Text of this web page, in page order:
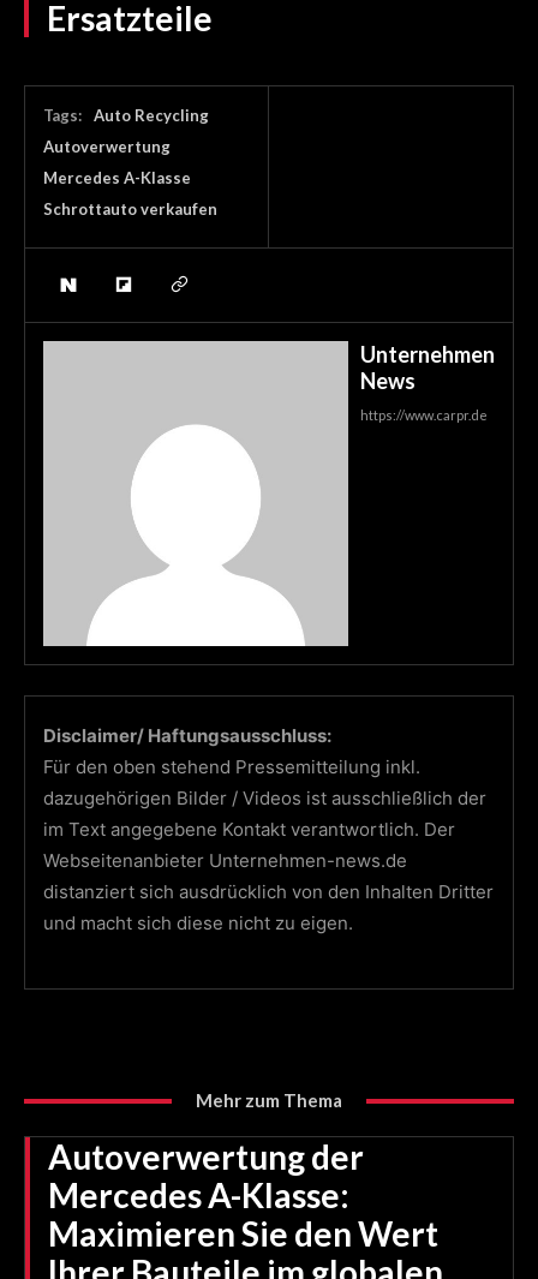
Ersatzteile
Tags:
Auto Recycling
Autoverwertung
Mercedes A-Klasse
Schrottauto verkaufen
Unternehmen
News
https://www.carpr.de
Disclaimer/ Haftungsausschluss:
Für den oben stehend Pressemitteilung inkl.
dazugehörigen Bilder / Videos ist ausschließlich der
im Text angegebene Kontakt verantwortlich. Der
Webseitenanbieter Unternehmen-news.de
distanziert sich ausdrücklich von den Inhalten Dritter
und macht sich diese nicht zu eigen.
Mehr zum Thema
Autoverwertung der
Mercedes A-Klasse:
Maximieren Sie den Wert